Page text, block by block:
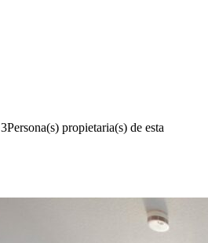
3Persona(s) propietaria(s) de esta